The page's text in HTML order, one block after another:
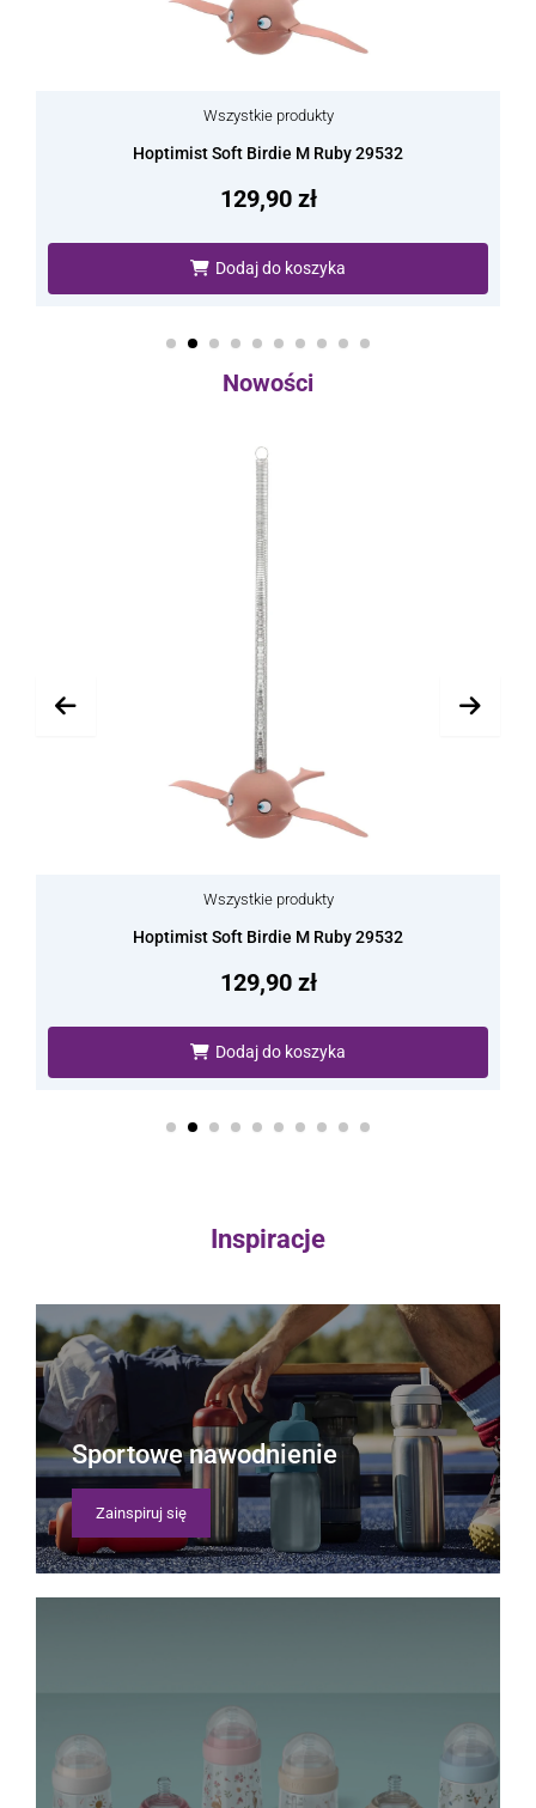
Wszystkie produkty
Hoptimist Soft Birdie M Ruby 29532
129,90 zł
Dodaj do koszyka
Nowości
Wszystkie produkty
Hoptimist Soft Birdie M Ruby 29532
129,90 zł
Dodaj do koszyka
Inspiracje
Sportowe nawodnienie
Zainspiruj się